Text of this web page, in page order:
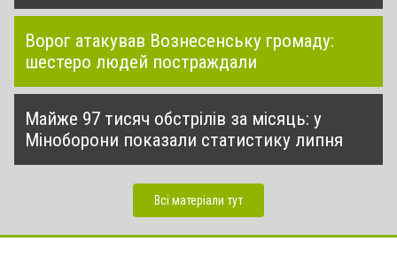
Ворог атакував Вознесенську громаду:
шестеро людей постраждали
Майже 97 тисяч обстрілів за місяць: у
Міноборони показали статистику липня
Всі матеріали тут